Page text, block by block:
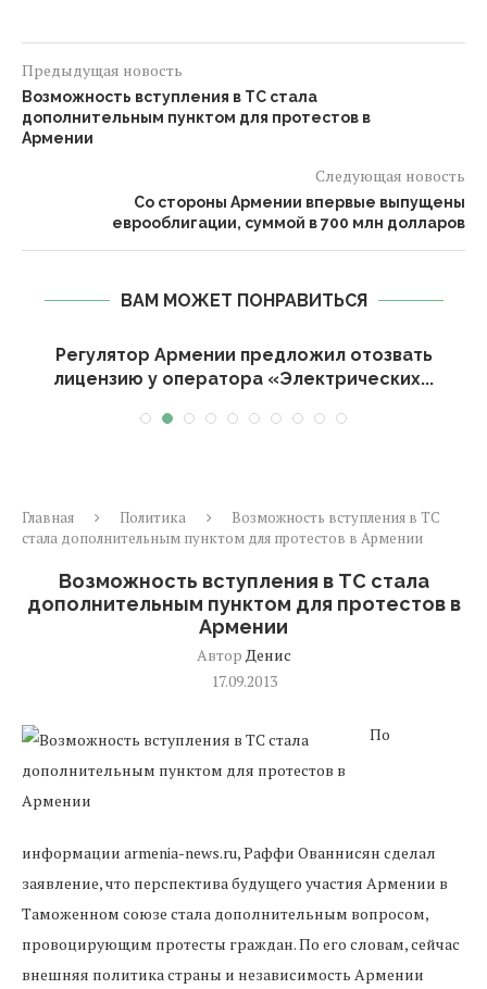
Предыдущая новость
Возможность вступления в ТС стала
дополнительным пунктом для протестов в
Армении
Следующая новость
Со стороны Армении впервые выпущены
еврооблигации, суммой в 700 млн долларов
ВАМ МОЖЕТ ПОНРАВИТЬСЯ
Регулятор Армении предложил отозвать
лицензию у оператора «Электрических...
Главная Политика
Возможность вступления в ТС
стала дополнительным пунктом для протестов в Армении
Возможность вступления в ТС стала
дополнительным пунктом для протестов в
Армении
Автор Денис
17.09.2013
По
информации armenia-news.ru, Раффи Ованнисян сделал
заявление, что перспектива будущего участия Армении в
Таможенном союзе стала дополнительным вопросом,
провоцирующим протесты граждан. По его словам, сейчас
внешняя политика страны и независимость Армении